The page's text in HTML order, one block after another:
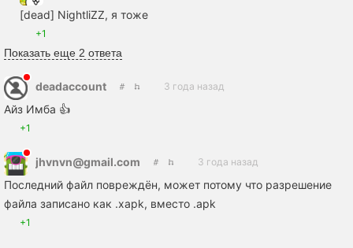
[dead] NightliZZ, я тоже
+1
Показать еще 2 ответа
deadaccount 3 года назад
Айз Имба 👍
+1
jhvnvn@gmail.com 3 года назад
Последний файл повреждён, может потому что разрешение
файла записано как .xapk, вместо .apk
+1